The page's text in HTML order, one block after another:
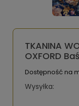
TKANINA
OXFORD
Dostępność na
Wysyłka: